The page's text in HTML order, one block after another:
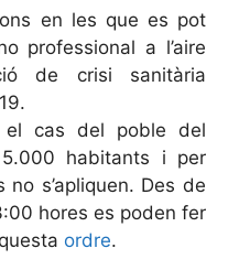
en les que es pot
professional a l’aire
de crisi sanitària
el cas del poble del
habitants i per
s’apliquen. Des de
hores es poden fer
ordre.